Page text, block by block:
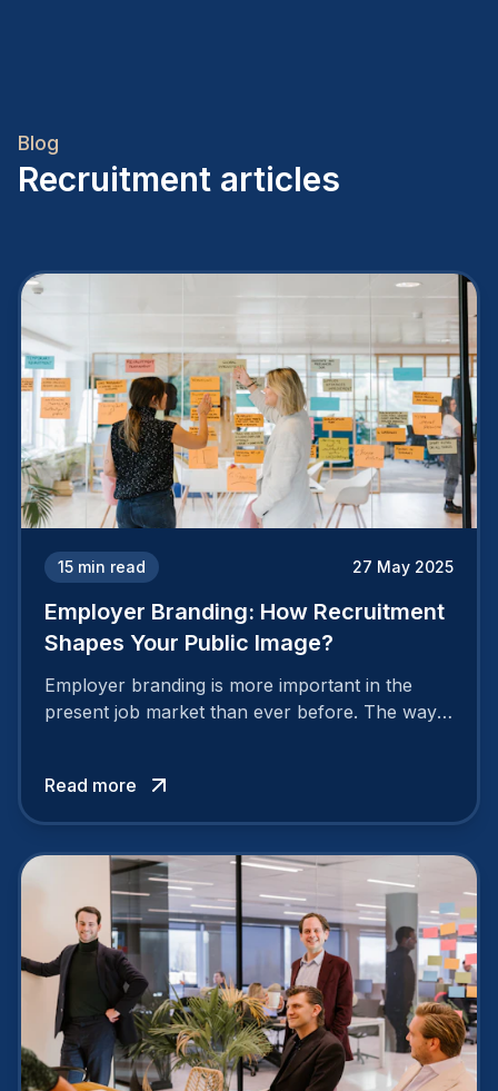
Blog
Recruitment articles
15 min read 27 May 2025
Employer Branding: How Recruitment
Shapes Your Public Image?
Employer branding is more important in the
present job market than ever before. The way
Read more